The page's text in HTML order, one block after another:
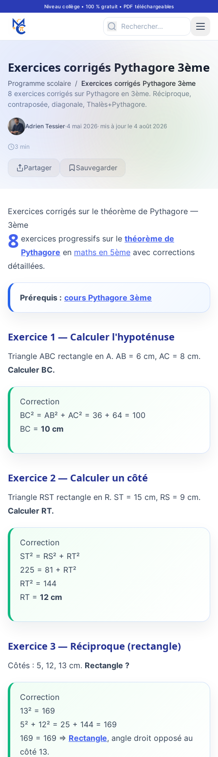
Niveau collège • 100 % gratuit • PDF téléchargeables
Exercices corrigés Pythagore 3ème
Programme scolaire / Exercices corrigés Pythagore 3ème
8 exercices corrigés sur Pythagore en 3ème. Réciproque,
contraposée, diagonale, Thalès+Pythagore.
Adrien Tessier·4 mai 2026· mis à jour le 4 août 2026
3 min
Partager Sauvegarder
Exercices corrigés sur le théorème de Pythagore —
3ème
8 exercices progressifs sur le théorème de
Pythagore en maths en 5ème avec corrections
détaillées.
Prérequis : cours Pythagore 3ème
Exercice 1 — Calculer l'hypoténuse
Triangle ABC rectangle en A. AB = 6 cm, AC = 8 cm.
Calculer BC.
Correction
BC² = AB² + AC² = 36 + 64 = 100
BC = 10 cm
Exercice 2 — Calculer un côté
Triangle RST rectangle en R. ST = 15 cm, RS = 9 cm.
Calculer RT.
Correction
ST² = RS² + RT²
225 = 81 + RT²
RT² = 144
RT = 12 cm
Exercice 3 — Réciproque (rectangle)
Côtés : 5, 12, 13 cm. Rectangle ?
Correction
13² = 169
5² + 12² = 25 + 144 = 169
169 = 169 => Rectangle, angle droit opposé au
côté 13.